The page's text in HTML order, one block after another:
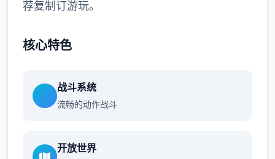
荐复制订游玩。
核心特色
战斗系统
流畅的动作战斗
开放世界